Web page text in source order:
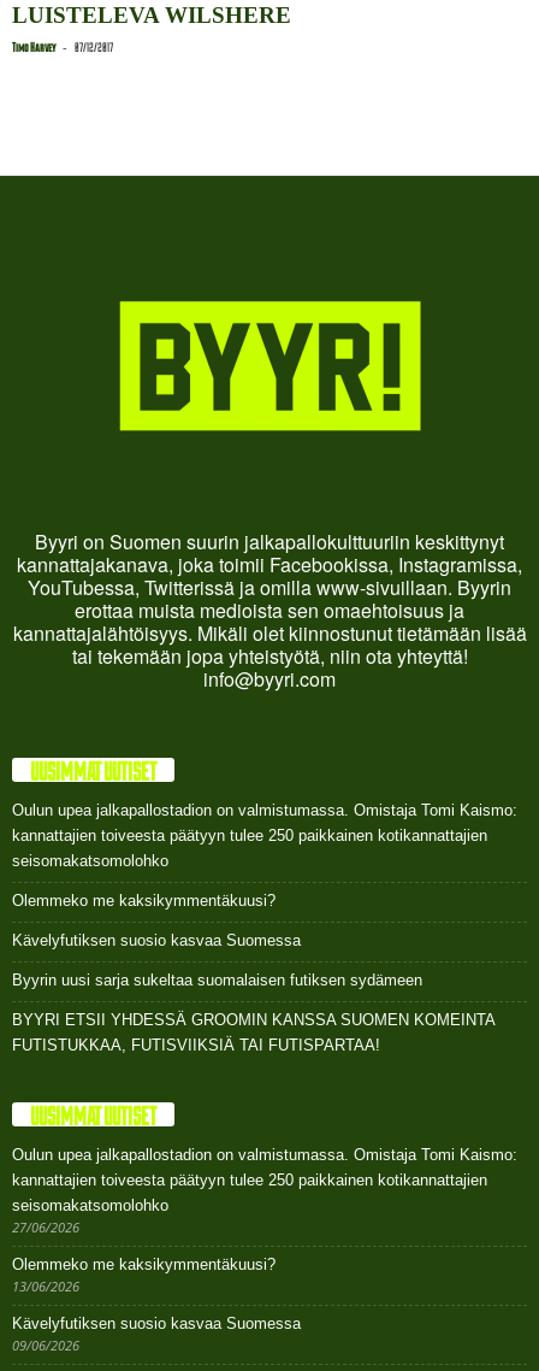
LUISTELEVA WILSHERE
Timo Harvey - 07/12/2017
Byyri on Suomen suurin jalkapallokulttuuriin keskittynyt
kannattajakanava, joka toimii Facebookissa, Instagramissa,
YouTubessa, Twitterissä ja omilla www-sivuillaan. Byyrin
erottaa muista medioista sen omaehtoisuus ja
kannattajalähtöisyys. Mikäli olet kiinnostunut tietämään lisää
tai tekemään jopa yhteistyötä, niin ota yhteyttä!
info@byyri.com
UUSIMMAT UUTISET
Oulun upea jalkapallostadion on valmistumassa. Omistaja Tomi Kaismo:
kannattajien toiveesta päätyyn tulee 250 paikkainen kotikannattajien
seisomakatsomolohko
Olemmeko me kaksikymmentäkuusi?
Kävelyfutiksen suosio kasvaa Suomessa
Byyrin uusi sarja sukeltaa suomalaisen futiksen sydämeen
BYYRI ETSII YHDESSÄ GROOMIN KANSSA SUOMEN KOMEINTA
FUTISTUKKAA, FUTISVIIKSIÄ TAI FUTISPARTAA!
UUSIMMAT UUTISET
Oulun upea jalkapallostadion on valmistumassa. Omistaja Tomi Kaismo:
kannattajien toiveesta päätyyn tulee 250 paikkainen kotikannattajien
seisomakatsomolohko
27/06/2026
Olemmeko me kaksikymmentäkuusi?
13/06/2026
Kävelyfutiksen suosio kasvaa Suomessa
09/06/2026